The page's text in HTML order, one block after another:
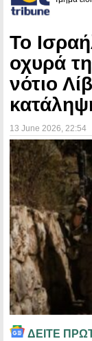
Το
οχυρά
νότιο
13 June 2026 , 22:54
ΔΕΙΤΕ